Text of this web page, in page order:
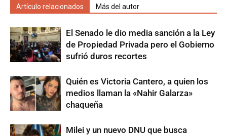
Artículo relacionados Más del autor
El Senado le dio media sanción a la Ley
de Propiedad Privada pero el Gobierno
sufrió duros recortes
Quién es Victoria Cantero, a quien los
medios llaman la «Nahir Galarza»
chaqueña
Milei y un nuevo DNU que busca